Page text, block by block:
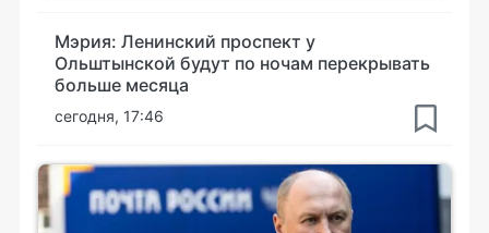
Мэрия: Ленинский проспект у
Ольштынской будут по ночам перекрывать
больше месяца
сегодня, 17:46